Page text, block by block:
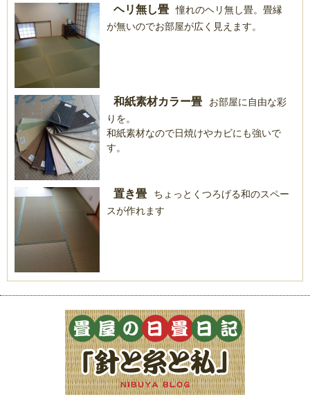
ヘリ無し畳
憧れのヘリ無し畳。畳縁
が無いのでお部屋が広く見えます。
和紙素材カラー畳
お部屋に自由な彩
りを。
和紙素材なので日焼けやカビにも強いで
す。
置き畳
ちょっとくつろげる和のスペー
スが作れます